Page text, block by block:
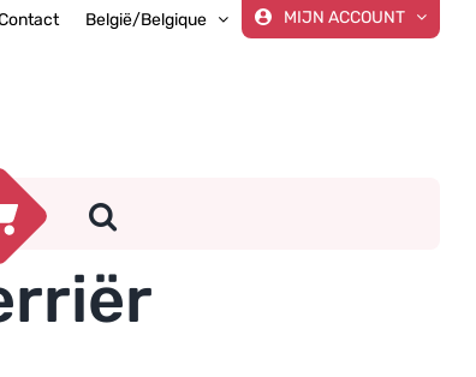
België/Belgique MIJN ACCOUNT